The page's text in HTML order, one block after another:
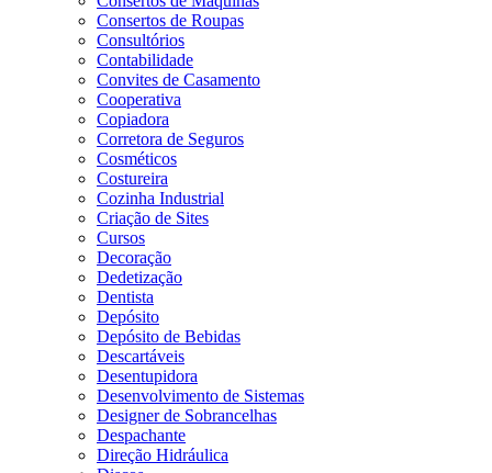
Consertos de Roupas
Consultórios
Contabilidade
Convites de Casamento
Cooperativa
Copiadora
Corretora de Seguros
Cosméticos
Costureira
Cozinha Industrial
Criação de Sites
Cursos
Decoração
Dedetização
Dentista
Depósito
Depósito de Bebidas
Descartáveis
Desentupidora
Desenvolvimento de Sistemas
Designer de Sobrancelhas
Despachante
Direção Hidráulica